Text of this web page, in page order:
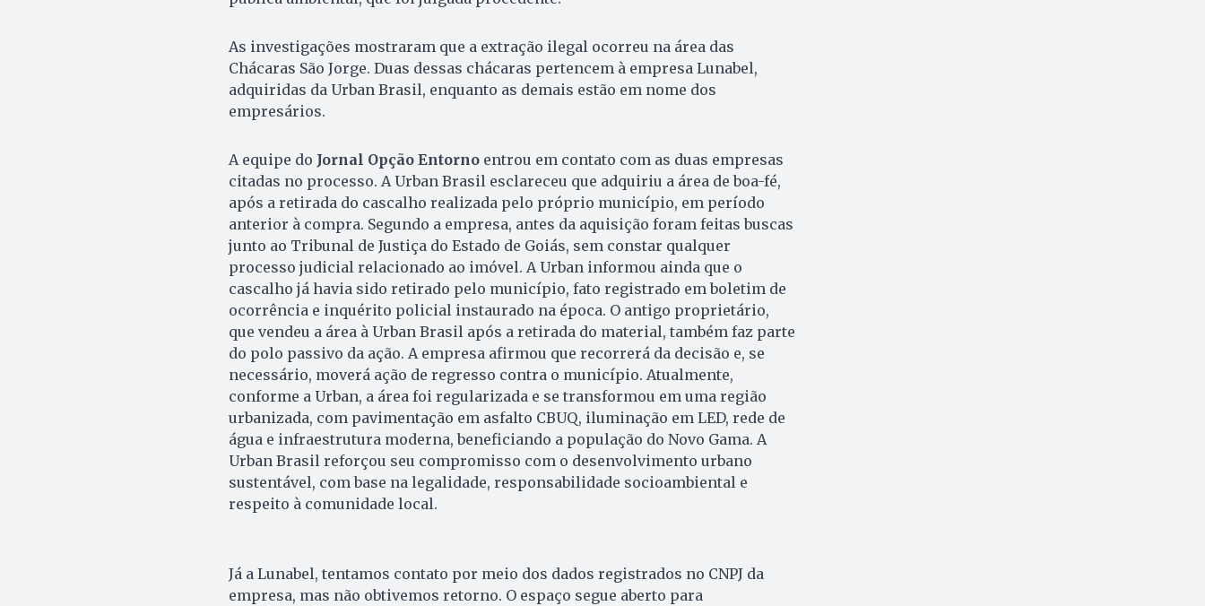
As investigações mostraram que a extração ilegal ocorreu na área das
Chácaras São Jorge. Duas dessas chácaras pertencem à empresa Lunabel,
adquiridas da Urban Brasil, enquanto as demais estão em nome dos
empresários.
A equipe do Jornal Opção Entornoentrou em contato com as duas empresas
citadas no processo. A Urban Brasil esclareceu que adquiriu a área de boa-fé,
após a retirada do cascalho realizada pelo próprio município, em período
anterior à compra. Segundo a empresa, antes da aquisição foram feitas buscas
junto ao Tribunal de Justiça do Estado de Goiás, sem constar qualquer
processo judicial relacionado ao imóvel. A Urban informou ainda que o
cascalho já havia sido retirado pelo município, fato registrado em boletim de
ocorrência e inquérito policial instaurado na época. O antigo proprietário,
que vendeu a área à Urban Brasil após a retirada do material, também faz parte
do polo passivo da ação. A empresa afirmou que recorrerá da decisão e, se
necessário, moverá ação de regresso contra o município. Atualmente,
conforme a Urban, a área foi regularizada e se transformou em uma região
urbanizada, com pavimentação em asfalto CBUQ, iluminação em LED, rede de
água e infraestrutura moderna, beneficiando a população do Novo Gama. A
Urban Brasil reforçou seu compromisso com o desenvolvimento urbano
sustentável, com base na legalidade, responsabilidade socioambiental e
respeito à comunidade local.
Já a Lunabel, tentamos contato por meio dos dados registrados no CNPJ da
empresa, mas não obtivemos retorno. O espaço segue aberto para